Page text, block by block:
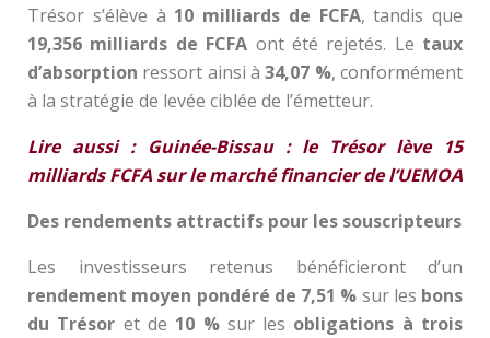
Trésor s’élève à 10 milliards de FCFA, tandis que
19,356 milliards de FCFA ont été rejetés. Le taux
d’absorption ressort ainsi à34,07 %, conformément
à la stratégie de levée ciblée de l’émetteur.
Lire aussi : Guinée-Bissau : le Trésor lève 15
milliards FCFA sur le marché financier de l’UEMOA
Des rendements attractifs pour les souscripteurs
Les investisseurs retenus bénéficieront d’un
rendement moyen pondéré de 7,51 % sur les bons
du Trésor et de 10 %sur les obligations à trois